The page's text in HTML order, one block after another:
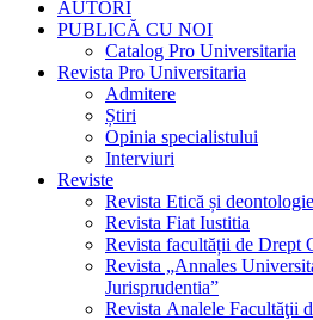
AUTORI
PUBLICĂ CU NOI
Catalog Pro Universitaria
Revista Pro Universitaria
Admitere
Știri
Opinia specialistului
Interviuri
Reviste
Revista Etică și deontologie
Revista Fiat Iustitia
Revista facultății de Drept
Revista „Annales
Jurisprudentia”
Revista Analele Facultăţii